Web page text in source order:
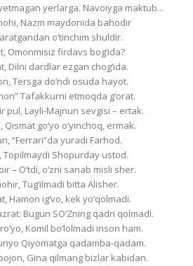
yerlarga. Navoiyga maktub...
Nazm maydonida bahodir
o‘tinchim shuldir.
Omonmisiz firdavs bog‘ida?
Dilni dardlar ezgan chog‘ida.
Tersga do‘ndi osuda hayot.
Tafakkurni etmoqda g‘orat.
pul, Layli-Majnun sevgisi – ertak.
go‘yo o‘yinchoq, ermak.
“Ferrari”da yuradi Farhod.
Topilmaydi Shopurday ustod.
– O‘tdi, o‘zni sanab misli sher.
Tug‘ilmadi bitta Alisher.
Hamon ig‘vo, kek yo‘qolmadi.
Bugun SO‘Zning qadri qolmadi.
Komil bo‘lolmadi inson ham.
Qiyomatga qadamba-qadam.
Gina qilmang bizlar kabidan.